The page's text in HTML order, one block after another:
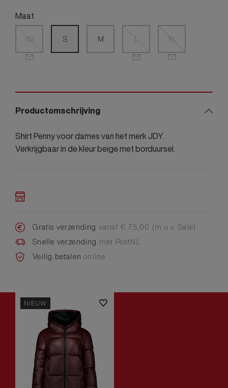
Maat
XS S M L XL
Productomschrijving
Shirt Penny voor dames van het merk JDY.
Verkrijgbaar in de kleur beige met borduursel.
Gratis verzending vanaf € 75,00 (m.u.v. Sale)
Snelle verzending met PostNL
Veilig betalenonline
NIEUW